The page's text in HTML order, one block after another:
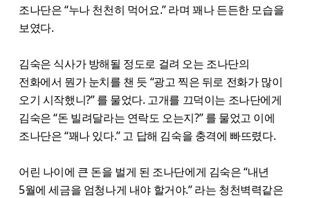
조나단은 “누나 천천히 먹어요.” 라며 꽤나 든든한 모습을
보였다.
김숙은 식사가 방해될 정도로 걸려 오는 조나단의
전화에서 뭔가 눈치를 챈 듯 “광고 찍은 뒤로 전화가 많이
오기 시작했니?” 를 물었다. 고개를 끄덕이는 조나단에게
김숙은 “돈 빌려달라는 연락도 오는지?” 를 물었고 이에
조나단은 “꽤나 있다.” 고 답해 김숙을 충격에 빠뜨렸다.
어린 나이에 큰 돈을 벌게 된 조나단에게 김숙은 “내년
5월에 세금을 엄청나게 내야 할거야.” 라는 청천벽력같은